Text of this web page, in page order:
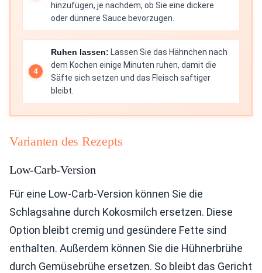
hinzufügen, je nachdem, ob Sie eine dickere
oder dünnere Sauce bevorzugen.
Ruhen lassen: Lassen Sie das Hähnchen nach
dem Kochen einige Minuten ruhen, damit die
Säfte sich setzen und das Fleisch saftiger
bleibt.
Varianten des Rezepts
Low-Carb-Version
Für eine Low-Carb-Version können Sie die
Schlagsahne durch Kokosmilch ersetzen. Diese
Option bleibt cremig und gesündere Fette sind
enthalten. Außerdem können Sie die Hühnerbrühe
durch Gemüsebrühe ersetzen. So bleibt das Gericht